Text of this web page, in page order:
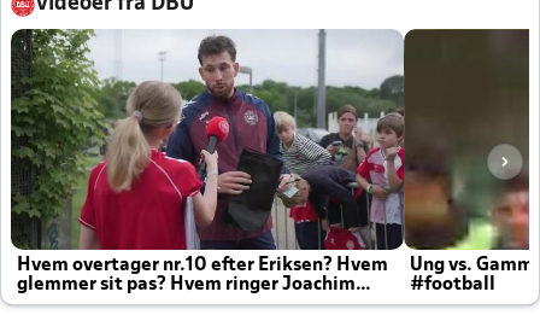
Videoer fra DBU
Hvem overtager nr.10 efter Eriksen? Hvem
glemmer sit pas? Hvem ringer Joachim
altid til efter kampe?
Ung vs.
#football